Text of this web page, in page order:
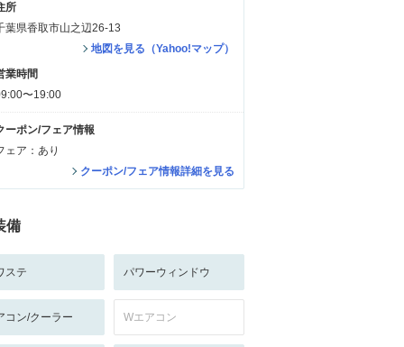
所
葉県香取市山之辺26-13
地図を見る（Yahoo!マップ）
業時間
〜19:00
ーポン/フェア情報
ェア：あり
クーポン/フェア情報詳細を見る
備
ステ パワーウィンドウ
コン/クーラー Wエアコン